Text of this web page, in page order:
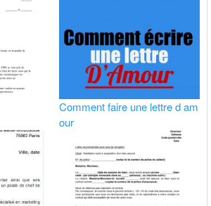
Comment faire une lettre d am
our